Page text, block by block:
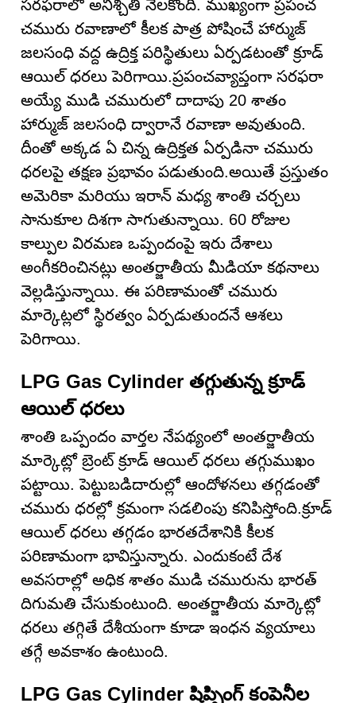
సరఫరాలో అనిశ్చితి నెలకొంది. ముఖ్యంగా ప్రపంచ
చమురు రవాణాలో కీలక పాత్ర పోషించే హార్ముజ్
జలసంధి వద్ద ఉద్రిక్త పరిస్థితులు ఏర్పడటంతో క్రూడ్
ఆయిల్ ధరలు పెరిగాయి.ప్రపంచవ్యాప్తంగా సరఫరా
అయ్యే ముడి చమురులో దాదాపు 20 శాతం
హార్ముజ్ జలసంధి ద్వారానే రవాణా అవుతుంది.
దీంతో అక్కడ ఏ చిన్న ఉద్రిక్తత ఏర్పడినా చమురు
ధరలపై తక్షణ ప్రభావం పడుతుంది.అయితే ప్రస్తుతం
అమెరికా మరియు ఇరాన్ మధ్య శాంతి చర్చలు
సానుకూల దిశగా సాగుతున్నాయి. 60 రోజుల
కాల్పుల విరమణ ఒప్పందంపై ఇరు దేశాలు
అంగీకరించినట్లు అంతర్జాతీయ మీడియా కథనాలు
వెల్లడిస్తున్నాయి. ఈ పరిణామంతో చమురు
మార్కెట్లలో స్థిరత్వం ఏర్పడుతుందనే ఆశలు
పెరిగాయి.
LPG Gas Cylinder తగ్గుతున్న క్రూడ్
ఆయిల్ ధరలు
శాంతి ఒప్పందం వార్తల నేపథ్యంలో అంతర్జాతీయ
మార్కెట్లో బ్రెంట్ క్రూడ్ ఆయిల్ ధరలు తగ్గుముఖం
పట్టాయి. పెట్టుబడిదారుల్లో ఆందోళనలు తగ్గడంతో
చమురు ధరల్లో క్రమంగా సడలింపు కనిపిస్తోంది.క్రూడ్
ఆయిల్ ధరలు తగ్గడం భారతదేశానికి కీలక
పరిణామంగా భావిస్తున్నారు. ఎందుకంటే దేశ
అవసరాల్లో అధిక శాతం ముడి చమురును భారత్
దిగుమతి చేసుకుంటుంది. అంతర్జాతీయ మార్కెట్లో
ధరలు తగ్గితే దేశీయంగా కూడా ఇంధన వ్యయాలు
తగ్గే అవకాశం ఉంటుంది.
LPG Gas Cylinder షిప్పింగ్ కంపెనీల